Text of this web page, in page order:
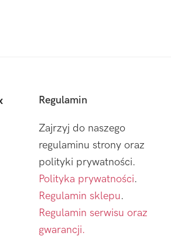
Regulamin
Zajrzyj do naszego
regulaminu strony oraz
polityki prywatności.
Polityka prywatności.
Regulamin sklepu.
Regulamin serwisu oraz
gwarancji.